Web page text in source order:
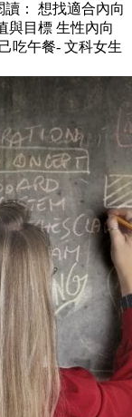
： 想找適合內向
與目標 生性內向
吃午餐- 文科女生